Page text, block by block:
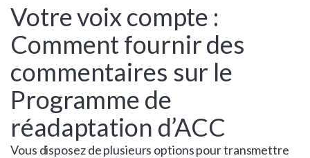
Votre voix compte :
Comment fournir des
commentaires sur le
Programme de
réadaptation d’ACC
Vous disposez de plusieurs options pour transmettre